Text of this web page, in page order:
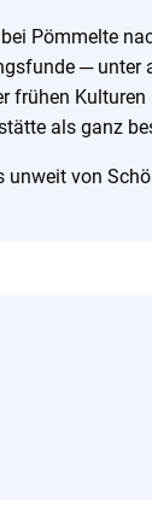
Pömmelte
─
frühen
als ganz
von